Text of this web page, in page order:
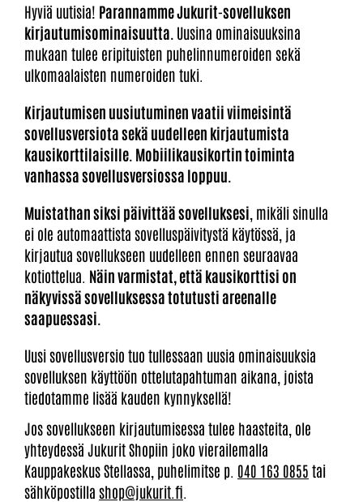
Hyviä uutisia! Parannamme Jukurit-sovelluksen
kirjautumisominaisuutta. Uusina ominaisuuksina
mukaan tulee eripituisten puhelinnumeroiden sekä
ulkomaalaisten numeroiden tuki.
Kirjautumisen uusiutuminen vaatii viimeisintä
sovellusversiota sekä uudelleen kirjautumista
kausikorttilaisille. Mobiilikausikortin toiminta
vanhassa sovellusversiossa loppuu.
Muistathan siksi päivittää sovelluksesi , mikäli sinulla
ei ole automaattista sovelluspäivitystä käytössä, ja
kirjautua sovellukseen uudelleen ennen seuraavaa
kotiottelua. Näin varmistat, että kausikorttisi on
näkyvissä sovelluksessa totutusti areenalle
saapuessasi.
​​​​​​​Uusi sovellusversio tuo tullessaan uusia ominaisuuksia
sovelluksen käyttöön ottelutapahtuman aikana, joista
tiedotamme lisää kauden kynnyksellä!
Jos sovellukseen kirjautumisessa tulee haasteita, ole
yhteydessä Jukurit Shopiin joko vierailemalla
Kauppakeskus Stellassa, puhelimitse p. 040 163 0855 tai
sähköpostilla shop@jukurit.fi